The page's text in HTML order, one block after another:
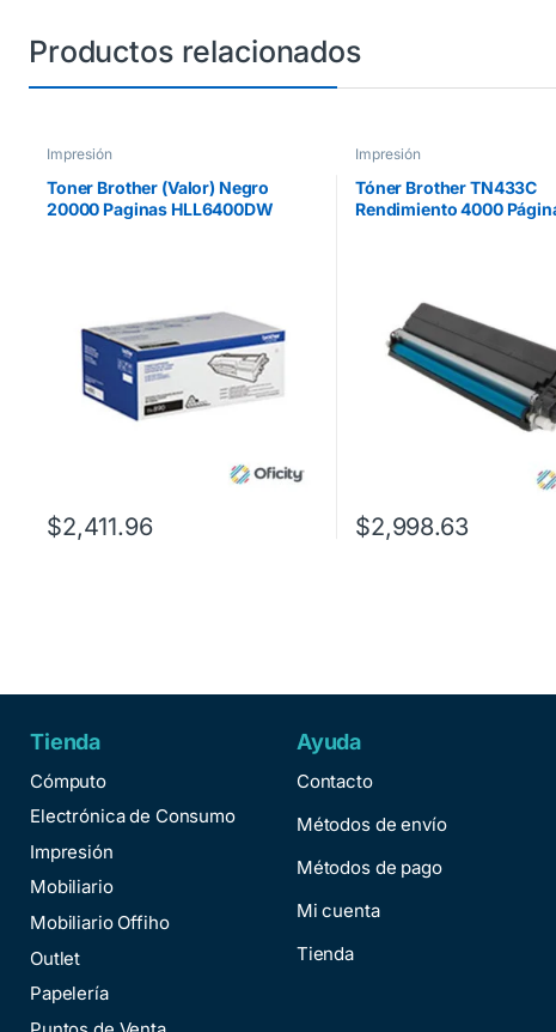
Productos relacionados
Impresión
Toner Brother (Valor) Negro
20000 Paginas HLL6400DW
$2,411.96
Impresión
Tóner Brother TN433C
Rendimiento 4000
$2,998.63
Tienda
Cómputo
Electrónica de Consumo
Impresión
Mobiliario
Mobiliario Offiho
Outlet
Papelería
Ayuda
Contacto
Métodos de envío
Métodos de pago
Mi cuenta
Tienda